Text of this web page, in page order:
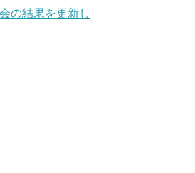
の結果を更新し